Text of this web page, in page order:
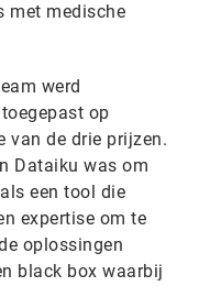
met medische
werd
op
van de drie prijzen.
Dataiku was om
een tool die
expertise om te
oplossingen
black box waarbij